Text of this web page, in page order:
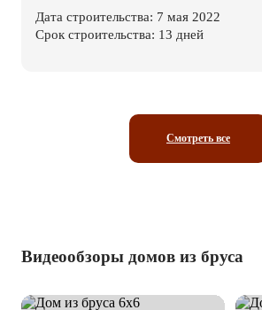
Дата строительства: 7 мая 2022
Срок строительства: 13 дней
Смотреть все
Видеообзоры домов из бруса